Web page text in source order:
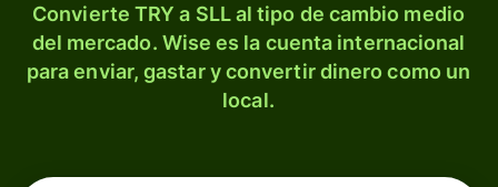
Convierte TRY a SLL al tipo de cambio medio
del mercado. Wise es la cuenta internacional
para enviar, gastar y convertir dinero como un
local.